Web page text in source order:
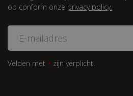
op conform onze privacy policy.
Velden met * zijn verplicht.